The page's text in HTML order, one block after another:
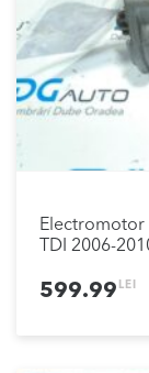
Electromotor
TDI 2006-
599.99 LEI